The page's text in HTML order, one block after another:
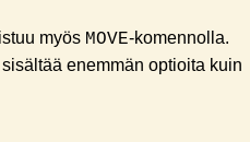
myös MOVE-komennolla.
enemmän optioita kuin